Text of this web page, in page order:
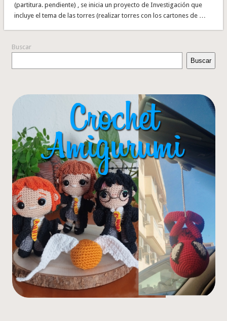
(partitura. pendiente) , se inicia un proyecto de Investigación que
incluye el tema de las torres (realizar torres con los cartones de …
Buscar
Buscar